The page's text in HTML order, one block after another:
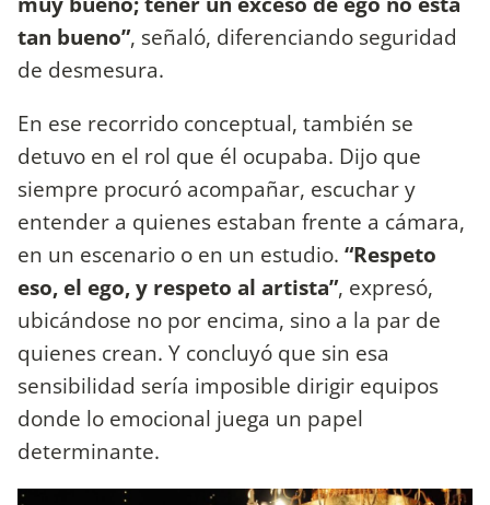
tan bueno”, señaló, diferenciando seguridad
de desmesura.
En ese recorrido conceptual, también se
detuvo en el rol que él ocupaba. Dijo que
siempre procuró acompañar, escuchar y
entender a quienes estaban frente a cámara,
en un escenario o en un estudio. “Respeto
eso, el ego, y respeto al artista”, expresó,
ubicándose no por encima, sino a la par de
quienes crean. Y concluyó que sin esa
sensibilidad sería imposible dirigir equipos
donde lo emocional juega un papel
determinante.